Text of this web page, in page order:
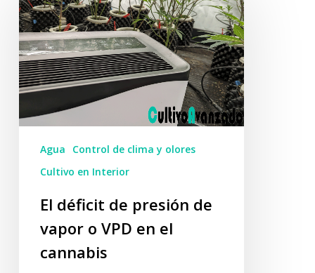
de
presión
de
vapor
o
en
cannabis
Agua
Control de clima y olores
Cultivo en Interior
El déficit de presión de
vapor o VPD en el
cannabis